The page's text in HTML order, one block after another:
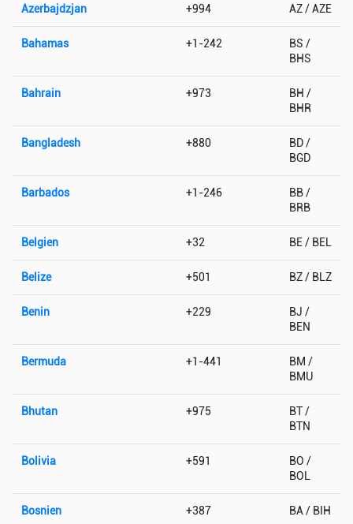
Azerbajdzjan +994 AZ / AZE
Bahamas +1-242
BS /
BHS
Bahrain +973
BH /
BHR
Bangladesh +880
BD /
BGD
Barbados +1-246
BB /
BRB
Belgien +32 BE / BEL
Belize +501 BZ / BLZ
Benin +229
BJ /
BEN
Bermuda +1-441
BM /
BMU
Bhutan +975
BT /
BTN
Bolivia +591
BO /
BOL
Bosnien +387 BA / BIH